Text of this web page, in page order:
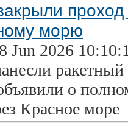
морю
Jun 2026
о
Красное море